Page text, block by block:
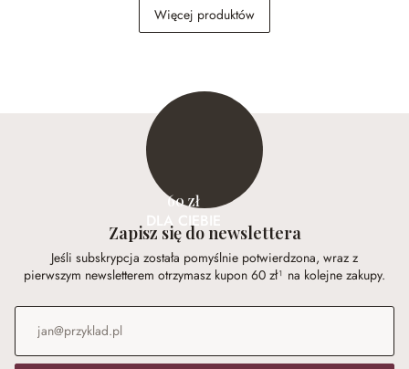
Dekoracyjne pinezki,
zestaw 3 szt. Gimont
Zając Fiorentin
Więcej produktów
60 zł
DLA CIEBIE
Zapisz się do newslettera
Jeśli subskrypcja została pomyślnie potwierdzona, wraz z
pierwszym newsletterem otrzymasz kupon 60 zł¹ na kolejne zakupy.
Adres e-mail